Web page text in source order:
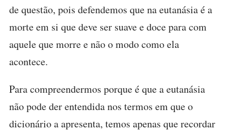
de questão, pois defendemos que na eutanásia é a
morte em si que deve ser suave e doce para com
aquele que morre e não o modo como ela
acontece.
Para compreendermos porque é que a eutanásia
não pode der entendida nos termos em que o
dicionário a apresenta, temos apenas que recordar